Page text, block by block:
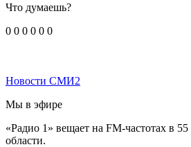
Что думаешь?
0 0 0 0 0 0
Новости СМИ2
Мы в эфире
«Радио 1» вещает на FM-частотах в
области.